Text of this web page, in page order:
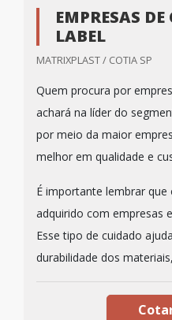
EMPRESAS
LABEL
MATRIXPLAST / COTIA SP
Quem procura por
achará na líder do
por meio da maior
melhor em qualidade e
É importante lembrar
adquirido com empresas
Esse tipo de cuidado
durabilidade dos